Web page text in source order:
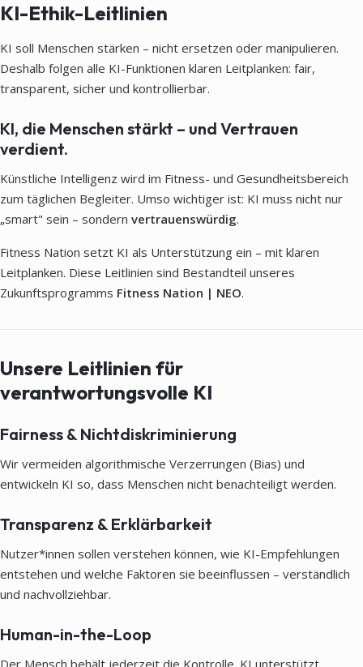
KI-Ethik-Leitlinien
KI soll Menschen stärken – nicht ersetzen oder manipulieren.
Deshalb folgen alle KI-Funktionen klaren Leitplanken: fair,
transparent, sicher und kontrollierbar.
KI, die Menschen stärkt – und Vertrauen
verdient.
Künstliche Intelligenz wird im Fitness- und Gesundheitsbereich
zum täglichen Begleiter. Umso wichtiger ist: KI muss nicht nur
„smart" sein – sondern vertrauenswürdig.
Fitness Nation setzt KI als Unterstützung ein – mit klaren
Leitplanken. Diese Leitlinien sind Bestandteil unseres
Zukunftsprogramms Fitness Nation | NEO.
Unsere Leitlinien für
verantwortungsvolle KI
Fairness & Nichtdiskriminierung
Wir vermeiden algorithmische Verzerrungen (Bias) und
entwickeln KI so, dass Menschen nicht benachteiligt werden.
Transparenz & Erklärbarkeit
Nutzer*innen sollen verstehen können, wie KI-Empfehlungen
entstehen und welche Faktoren sie beeinflussen – verständlich
und nachvollziehbar.
Human-in-the-Loop
Der Mensch behält jederzeit die Kontrolle. KI unterstützt